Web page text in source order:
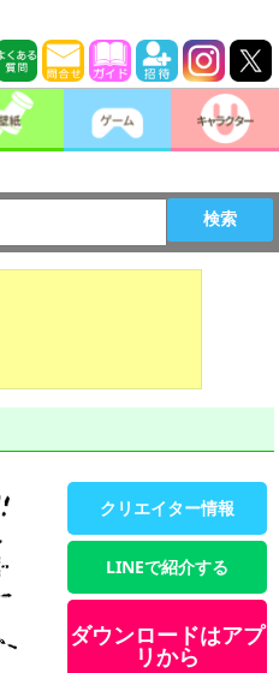
検索
クリエイター情報
LINEで紹介する
ダウンロードはアプ
リから